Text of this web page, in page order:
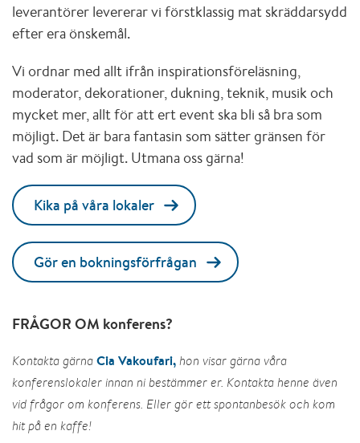
leverantörer levererar vi förstklassig mat skräddarsydd
efter era önskemål.
Vi ordnar med allt ifrån inspirationsföreläsning,
moderator, dekorationer, dukning, teknik, musik och
mycket mer, allt för att ert event ska bli så bra som
möjligt. Det är bara fantasin som sätter gränsen för
vad som är möjligt. Utmana oss gärna!
Kika på våra lokaler
Gör en bokningsförfrågan
FRÅGOR OM konferens?
Kontakta gärnaCia Vakoufari,hon visar gärna våra
konferenslokaler innan ni bestämmer er. Kontakta henne även
vid frågor om konferens. Eller gör ett spontanbesök och kom
hit på en kaffe!